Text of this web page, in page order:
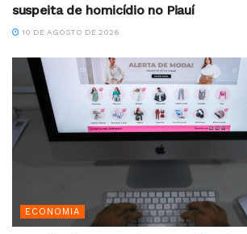
suspeita de homicídio no Piauí
10 DE AGOSTO DE 2026
ECONOMIA